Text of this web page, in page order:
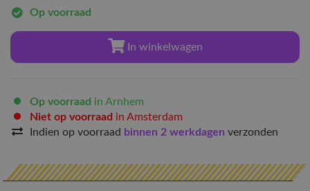
Op voorraad
In winkelwagen
Op voorraad in Arnhem
Niet op voorraad in Amsterdam
Indien op voorraad binnen 2 werkdagen verzonden